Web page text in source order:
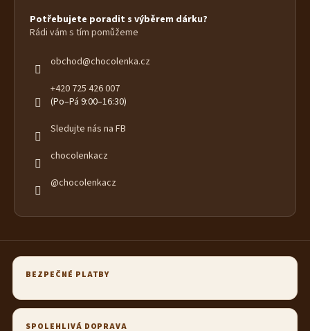
Potřebujete poradit s výběrem dárku?
Rádi vám s tím pomůžeme
obchod@chocolenka.cz
+420 725 426 007
(Po–Pá 9:00–16:30)
Sledujte nás na FB
chocolenkacz
@chocolenkacz
BEZPEČNÉ PLATBY
SPOLEHLIVÁ DOPRAVA